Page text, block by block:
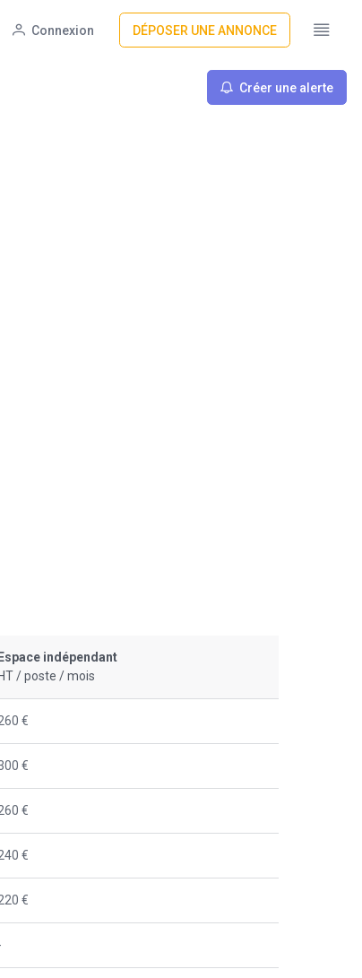
Connexion DÉPOSER UNE ANNONCE
Créer une alerte
Espace indépendant
HT / poste / mois
€
€
€
€
€